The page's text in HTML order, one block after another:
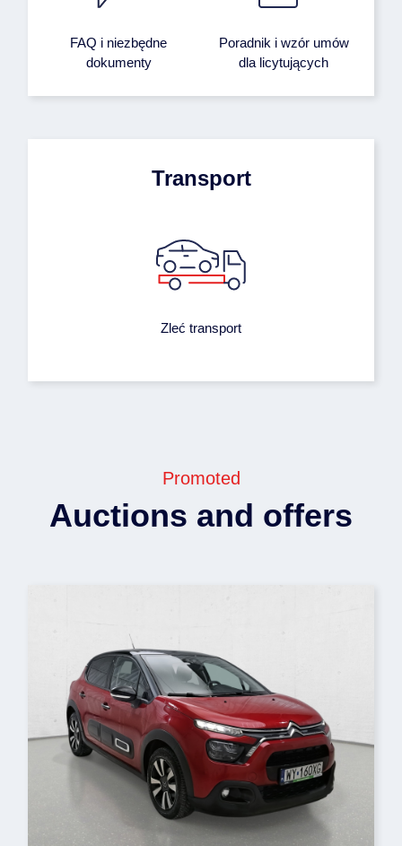
FAQ i niezbędne
dokumenty
Poradnik i wzór umów
dla licytujących
Transport
Zleć transport
Promoted
Auctions and offers